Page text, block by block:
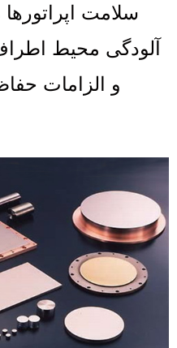
سلامت
آلودگی محیط
و الزامات